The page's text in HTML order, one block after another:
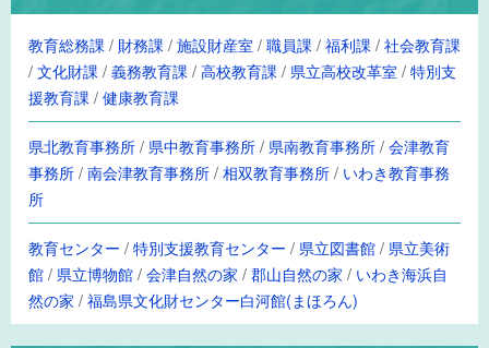
教育総務課 / 財務課 /施設財産室 /職員課 /福利課 /社会教育課
/文化財課 /義務教育課 /高校教育課 / 県立高校改革室 /特別支
援教育課 /健康教育課
県北教育事務所/ 県中教育事務所/ 県南教育事務所/会津教育
事務所/南会津教育事務所/相双教育事務所/ いわき教育事務
所
教育センター /特別支援教育センター / 県立図書館/ 県立美術
館/ 県立博物館/会津自然の家 /郡山自然の家 / いわき海浜自
然の家 /福島県文化財センター白河館(まほろん)